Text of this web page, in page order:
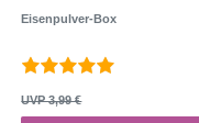
Eisenpulver-Box
UVP 3,99 €